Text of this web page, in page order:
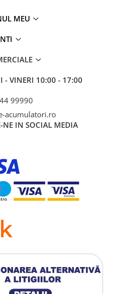
MEU
- VINERI 10:00 - 17:00
99990
acumulatori.ro
NE IN SOCIAL MEDIA